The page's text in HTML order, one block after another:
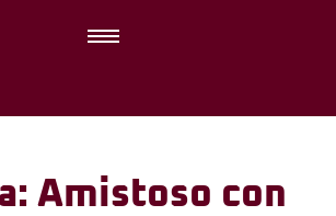
Amistoso con